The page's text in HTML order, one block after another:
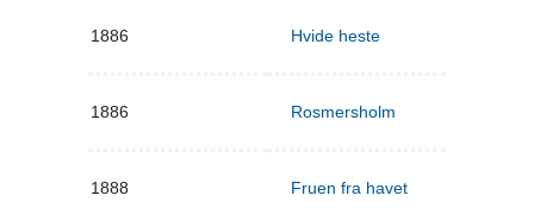
1886 Hvide heste
1886 Rosmersholm
1888 Fruen fra havet